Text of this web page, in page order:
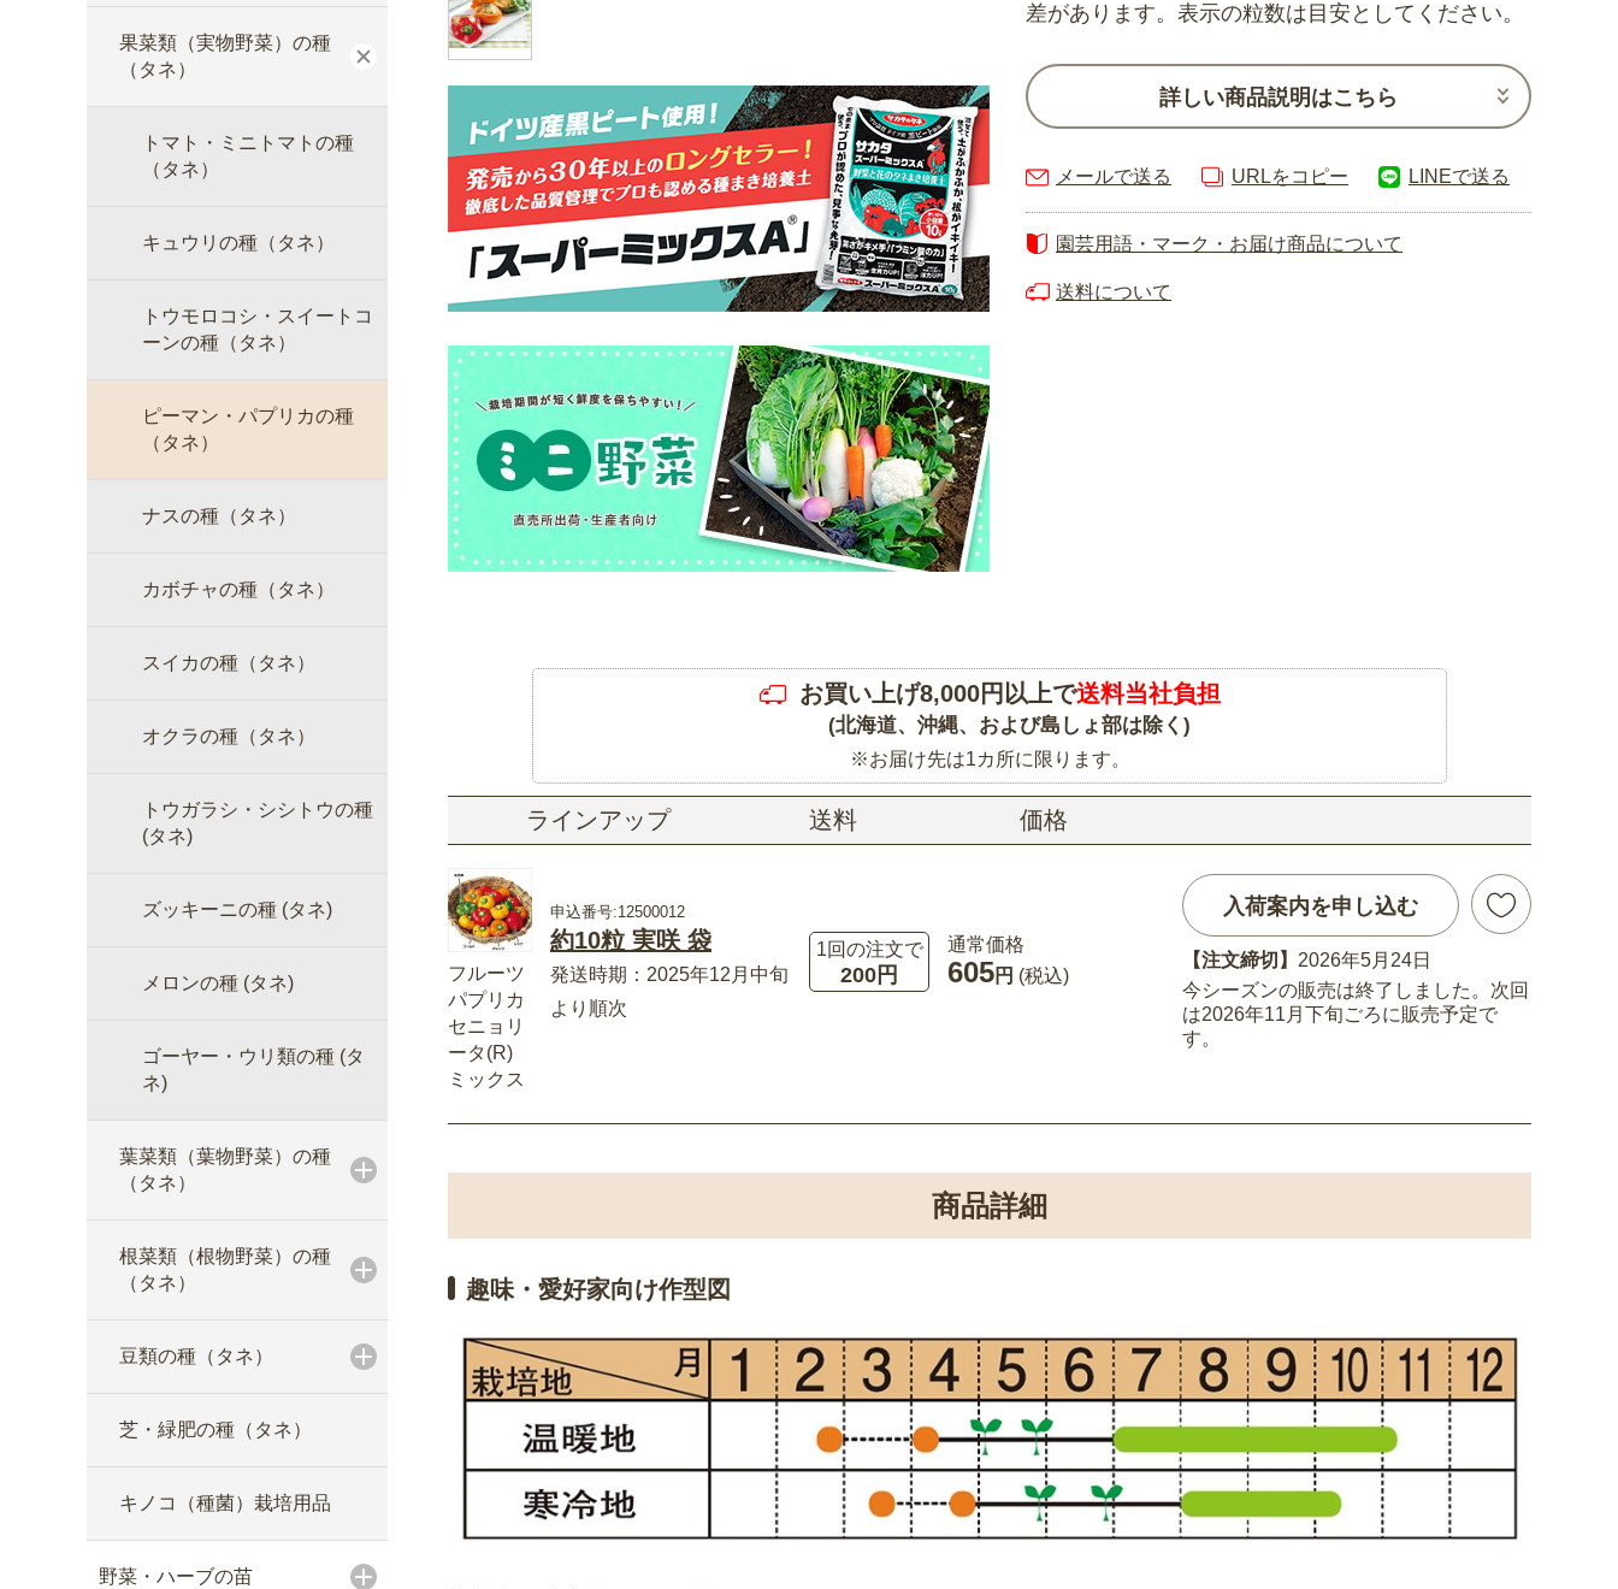
果菜類（実物野菜）の種
（タネ）
トマト・ミニトマトの種
（タネ）
キュウリの種（タネ）
トウモロコシ・スイートコ
ーンの種（タネ）
ピーマン・パプリカの種
（タネ）
ナスの種（タネ）
カボチャの種（タネ）
スイカの種（タネ）
オクラの種（タネ）
トウガラシ・シシトウの種
(タネ)
ズッキーニの種 (タネ)
メロンの種 (タネ)
ゴーヤー・ウリ類の種 (タ
ネ)
葉菜類（葉物野菜）の種
（タネ）
根菜類（根物野菜）の種
（タネ）
豆類の種（タネ）
芝・緑肥の種（タネ）
キノコ（種菌）栽培用品
野菜・ハーブの苗
差があります。表示の粒数は目安としてください。
詳しい商品説明はこちら
メールで送る URLをコピー LINEで送る
園芸用語・マーク・お届け商品について
送料について
お買い上げ8,000円以上で送料当社負担
(北海道、沖縄、および島しょ部は除く)
※お届け先は1カ所に限ります。
ラインアップ 送料 価格
フルーツ
パプリカ
セニョリ
ータ(R)
ミックス
申込番号:12500012
約10粒 実咲 袋
発送時期：2025年12月中旬
より順次
1回の注文で
200円
通常価格
605円 (税込)
入荷案内を申し込む
【注文締切】 2026年5月24日
今シーズンの販売は終了しました。次回
は2026年11月下旬ごろに販売予定で
す。
商品詳細
趣味・愛好家向け作型図